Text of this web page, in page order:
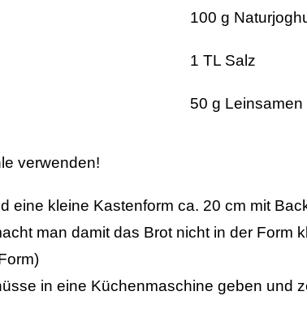
100 g
1 TL Salz
50 g Leinsamen
verwenden!
eine kleine Kastenform ca. 20 cm mit
man damit das Brot nicht in der Form
in eine Küchenmaschine geben und